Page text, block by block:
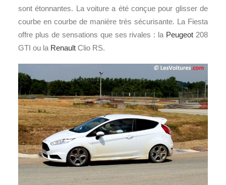
sont étonnantes. La voiture a été conçue pour glisser de
courbe en courbe de manière très sécurisante. La Fiesta
offre plus de sensations que ses rivales : la Peugeot 208
GTI ou la Renault Clio RS.